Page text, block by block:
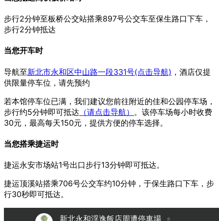
步行2分钟至板桥公交站搭乘897号公交车至保生路口下车，
步行2分钟抵达
当您开车时
导航至新北市永和区中山路一段331号(点击导航) ，酒店仅提
供限量停车位，请先预约
若本馆停车位已满，我们建议您前往附近的佳和公园停车场，
步行约5分钟即可抵达 （请点击导航） 。该停车场每小时收费
30元，最高每天150元，提供方便的停车选择。
当您搭乘捷运时
捷运永安市场站1号出口步行13分钟即可抵达。
捷运顶溪站搭乘706号公交车约10分钟，于保生路口下车，步
行30秒即可抵达。